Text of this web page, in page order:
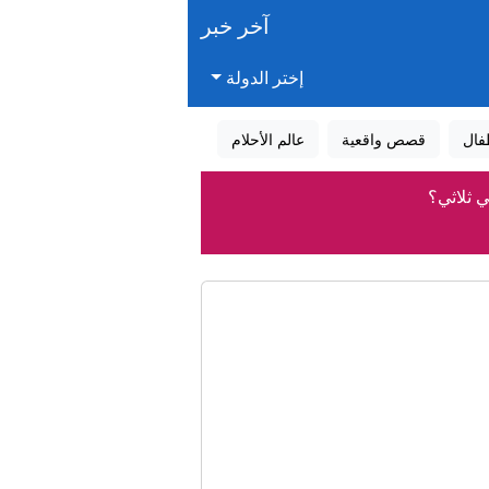
آخر خبر
إختر الدولة
قصص واقعية عالم الأحلام
ثلاثي؟